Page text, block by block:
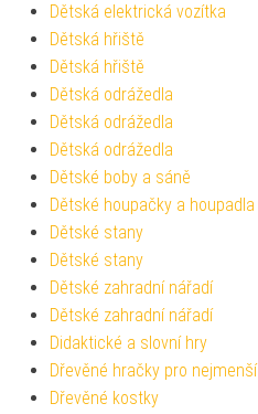
Dětská elektrická vozítka
Dětská hřiště
Dětská hřiště
Dětská odrážedla
Dětská odrážedla
Dětská odrážedla
Dětské boby a sáně
Dětské houpačky a houpadla
Dětské stany
Dětské stany
Dětské zahradní nářadí
Dětské zahradní nářadí
Didaktické a slovní hry
Dřevěné hračky pro nejmenší
Dřevěné kostky